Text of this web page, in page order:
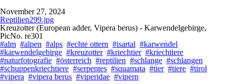
November 27, 2024
Reptilien299.jpg
Kreuzotter (European adder, Vipera berus) - Karwendelgebirge,
PicNo. re301
#alm #alpen #alps #echte ottern #isartal #karwendel
#karwendelgebirge #kreuzotter #kriechtier #kriechtiere
#naturfotografie #österreich #reptilien #schlange #schlangen
#schuppenkriechtiere #serpentes #squamata #tier #tiere #tirol
#vipera #vipera berus #viperidae #vipern